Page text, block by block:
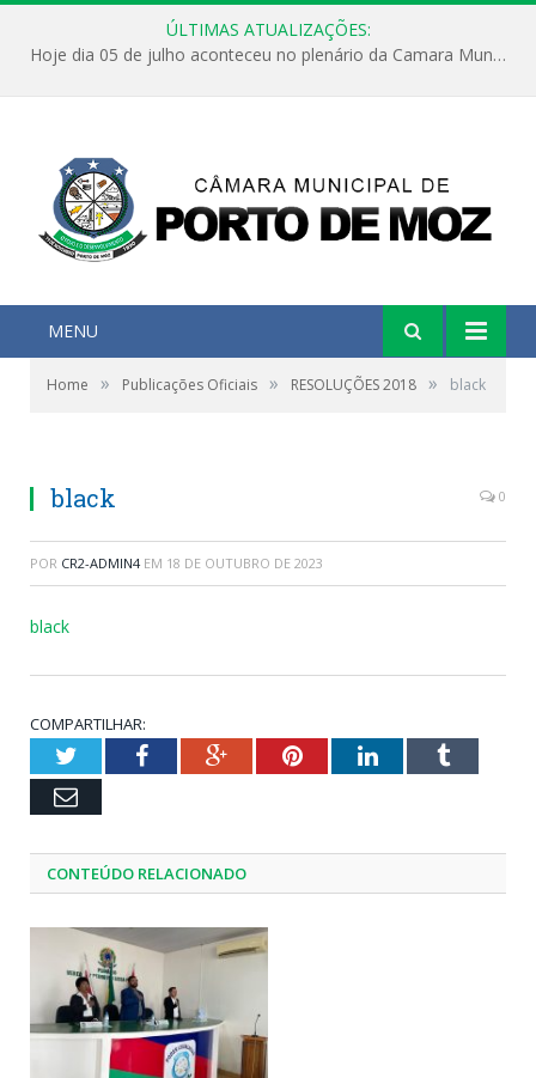
ÚLTIMAS ATUALIZAÇÕES:
Hoje dia 05 de julho aconteceu no plenário da Camara Municipal de Porto de Moz a Sessão Solene de Abertura dos Trabalhos Legislativos 2º Período da 23ª Legislatura
MENU
Home » Publicações Oficiais » RESOLUÇÕES 2018 » black
black 0
POR CR2-ADMIN4 EM 18 DE OUTUBRO DE 2023
black
COMPARTILHAR:
TwitterFacebookGoogle+PinterestLinkedInTumblr
Email
CONTEÚDO RELACIONADO